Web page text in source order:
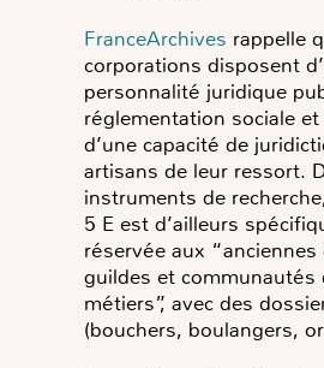
FranceArchives rappelle
corporations disposent
personnalité juridique
réglementation sociale
d’une capacité de
artisans de leur ressort.
instruments de
5 E est d’ailleurs
réservée aux
guildes et communautés
métiers”, avec des
(bouchers, boulangers,